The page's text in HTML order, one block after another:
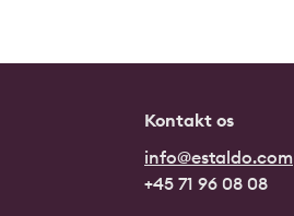
Kontakt os
info@estaldo.com
+45 71 96 08 08